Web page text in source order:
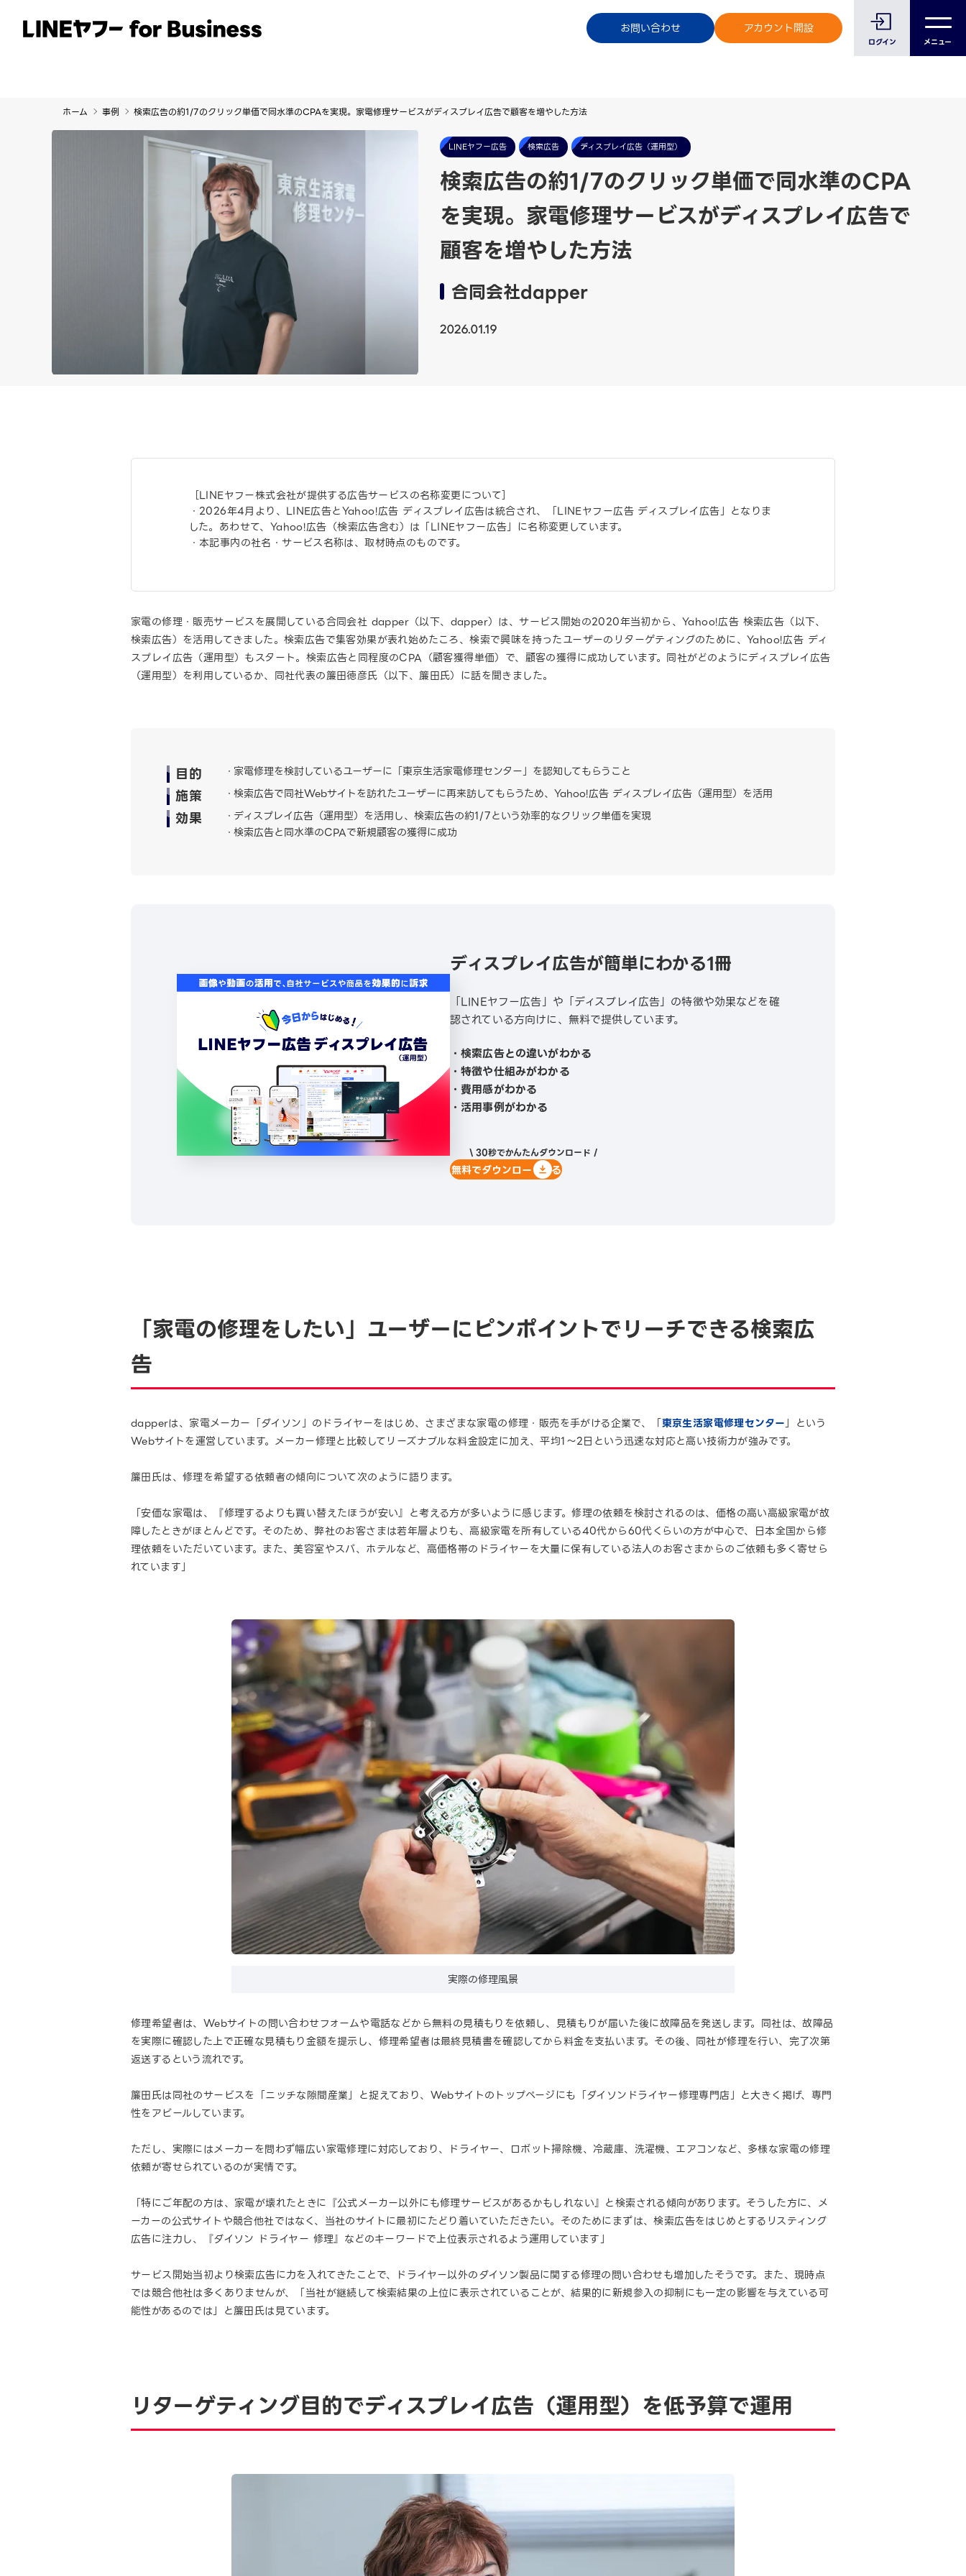
お問い合わせ アカウント開設
ログイン メニュー
サービス 事例 イベント・セミナー ご利用中のお客様へ
ホーム 事例 検索広告の約1/7のクリック単価で同水準のCPAを実現。家電修理サービスがディスプレイ広告で顧客を増やした方法
LINEヤフー広告 検索広告 ディスプレイ広告（運用型）
検索広告の約1/7のクリック単価で同水準のCPA
を実現。家電修理サービスがディスプレイ広告で
顧客を増やした方法
合同会社dapper
2026.01.19
［LINEヤフー株式会社が提供する広告サービスの名称変更について］
・2026年4月より、LINE広告とYahoo!広告 ディスプレイ広告は統合され、「LINEヤフー広告 ディスプレイ広告」となりま
した。あわせて、Yahoo!広告（検索広告含む）は「LINEヤフー広告」に名称変更しています。
・本記事内の社名・サービス名称は、取材時点のものです。
家電の修理・販売サービスを展開している合同会社 dapper（以下、dapper）は、サービス開始の2020年当初から、Yahoo!広告 検索広告（以下、
検索広告）を活用してきました。検索広告で集客効果が表れ始めたころ、検索で興味を持ったユーザーのリターゲティングのために、Yahoo!広告 ディ
スプレイ広告（運用型）もスタート。検索広告と同程度のCPA（顧客獲得単価）で、顧客の獲得に成功しています。同社がどのようにディスプレイ広告
（運用型）を利用しているか、同社代表の簾田徳彦氏（以下、簾田氏）に話を聞きました。
目的 家電修理を検討しているユーザーに「東京生活家電修理センター」を認知してもらうこと
施策 検索広告で同社Webサイトを訪れたユーザーに再来訪してもらうため、Yahoo!広告 ディスプレイ広告（運用型）を活用
効果
ディスプレイ広告（運用型）を活用し、検索広告の約1/7という効率的なクリック単価を実現
検索広告と同水準のCPAで新規顧客の獲得に成功
ディスプレイ広告が簡単にわかる1冊
「LINEヤフー広告」や「ディスプレイ広告」の特徴や効果などを確
認されている方向けに、無料で提供しています。
・検索広告との違いがわかる
・特徴や仕組みがわかる
・費用感がわかる
・活用事例がわかる
\ 30秒でかんたんダウンロード /
無料でダウンロードする
「家電の修理をしたい」ユーザーにピンポイントでリーチできる検索広
告
dapperは、家電メーカー「ダイソン」のドライヤーをはじめ、さまざまな家電の修理・販売を手がける企業で、「東京生活家電修理センター」という
Webサイトを運営しています。メーカー修理と比較してリーズナブルな料金設定に加え、平均1〜2日という迅速な対応と高い技術力が強みです。
簾田氏は、修理を希望する依頼者の傾向について次のように語ります。
「安価な家電は、『修理するよりも買い替えたほうが安い』と考える方が多いように感じます。修理の依頼を検討されるのは、価格の高い高級家電が故
障したときがほとんどです。そのため、弊社のお客さまは若年層よりも、高級家電を所有している40代から60代くらいの方が中心で、日本全国から修
理依頼をいただいています。また、美容室やスパ、ホテルなど、高価格帯のドライヤーを大量に保有している法人のお客さまからのご依頼も多く寄せら
れています」
実際の修理風景
修理希望者は、Webサイトの問い合わせフォームや電話などから無料の見積もりを依頼し、見積もりが届いた後に故障品を発送します。同社は、故障品
を実際に確認した上で正確な見積もり金額を提示し、修理希望者は最終見積書を確認してから料金を支払います。その後、同社が修理を行い、完了次第
返送するという流れです。
簾田氏は同社のサービスを「ニッチな隙間産業」と捉えており、Webサイトのトップページにも「ダイソンドライヤー修理専門店」と大きく掲げ、専門
性をアピールしています。
ただし、実際にはメーカーを問わず幅広い家電修理に対応しており、ドライヤー、ロボット掃除機、冷蔵庫、洗濯機、エアコンなど、多様な家電の修理
依頼が寄せられているのが実情です。
「特にご年配の方は、家電が壊れたときに『公式メーカー以外にも修理サービスがあるかもしれない』と検索される傾向があります。そうした方に、メ
ーカーの公式サイトや競合他社ではなく、当社のサイトに最初にたどり着いていただきたい。そのためにまずは、検索広告をはじめとするリスティング
広告に注力し、『ダイソン ドライヤー 修理』などのキーワードで上位表示されるよう運用しています」
サービス開始当初より検索広告に力を入れてきたことで、ドライヤー以外のダイソン製品に関する修理の問い合わせも増加したそうです。また、現時点
では競合他社は多くありませんが、「当社が継続して検索結果の上位に表示されていることが、結果的に新規参入の抑制にも一定の影響を与えている可
能性があるのでは」と簾田氏は見ています。
リターゲティング目的でディスプレイ広告（運用型）を低予算で運用